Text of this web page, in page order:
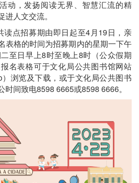
动，发扬阅读无界、智慧汇流的精
人文交流。
点招募期由即日起至4月19日，亲
表格的时间为招募期内的星期一下午
至日早上8时至晚上8时（公众假期
名表格可于文化局公共图书馆网站
）浏览及下载，或于文化局公共图书
间致电8598 6665或8598 6666。